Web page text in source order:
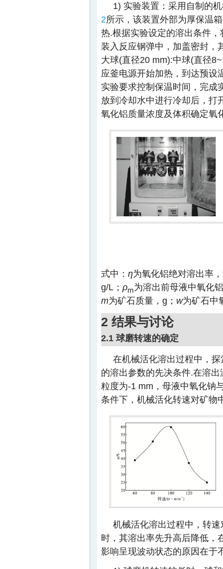
1) 实验装置：采用自制的
2所示，该装置外部为厚保温
热.根据实验设定的溶出条件
装入反应钢弹中，加盖密封，
大球(直径20 mm):中球(直径
应釜电源开始加热，到达预设
实验要求控制保温时间，完成
放到冷却水中进行冷却后，打
氧化铝质量浓度及体积确定氧
式中： η为氧化铝绝对溶出率
g/L； ρm为溶出前母液中氧化
m为矿石质量，g； w为矿石中
2 结果与讨论
2.1 球磨转速的确定
在机械活化溶出过程中，
的溶出参数的先决条件.在溶
粒度为-1 mm，母液中氧化钠
条件下，机械活化转速对矿物
机械活化溶出过程中，转
时，其溶出率先升高后降低，
影响呈现波动状态的原因在于